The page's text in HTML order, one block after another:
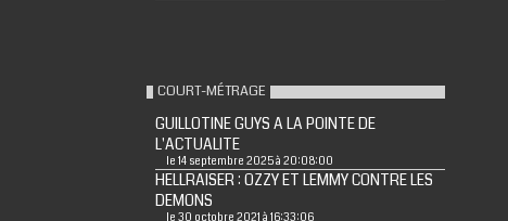
COURT-MÉTRAGE
GUILLOTINE GUYS A LA POINTE DE
L'ACTUALITE
le 14 septembre 2025 à 20:08:00
HELLRAISER : OZZY ET LEMMY CONTRE LES
DEMONS
le 30 octobre 2021 à 16:33:06